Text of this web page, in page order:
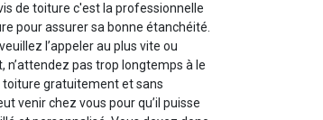
de toiture c'est la professionnelle
pour assurer sa bonne étanchéité.
l’appeler au plus vite ou
pas trop longtemps à le
gratuitement et sans
venir chez vous pour qu’il puisse